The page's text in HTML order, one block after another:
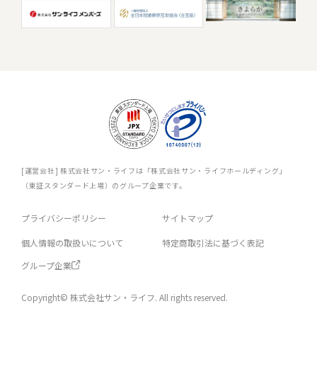
[運営会社] 株式会社サン・ライフは「株式会社サン・ライフホールディング」
（東証スタンダード上場）のグループ企業です。
プライバシーポリシー サイトマップ
個人情報の取扱いについて
特定商取引法に基づく表記
グループ企業
Copyright© 株式会社サン・ライフ. All rights reserved.